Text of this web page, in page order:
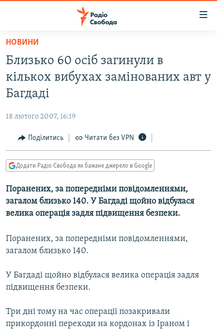
Перейти
основного
матеріалу
Перейти
до
основної
Перейти
до
пошуку
РАДІО СВОБОДА – 70 РОКІВ
СТАТТІ
СУСПІЛЬСТВО
УКРАЇНА
СВІТ
РОСІЙСЬКА «ФІЛЬТРАЦІЯ»
ДОНБАС.РЕАЛІЇ
ТИ ЯК?
СХЕМИ
КИТАЙ.ВИКЛИКИ
ФОТО
ПОДКАСТИ
РУС
НОВИНИ
Близько 60 осіб загинули в
кількох вибухах замінованих авт у
Багдаді
18 лютого 2007, 16:19
Поділитись Читати без VPN
Додати Радіо Свобода як бажане джерело в Google
Поранених, за попередніми повідомленнями,
загалом близько 140. У Багдаді щойно відбулася
велика операція задля підвищення безпеки.
Поранених, за попередніми повідомленнями,
загалом близько 140.
У Багдаді щойно відбулася велика операція задля
підвищення безпеки.
Три дні тому на час операції позакривали
прикордонні переходи на кордонах із Іраном і